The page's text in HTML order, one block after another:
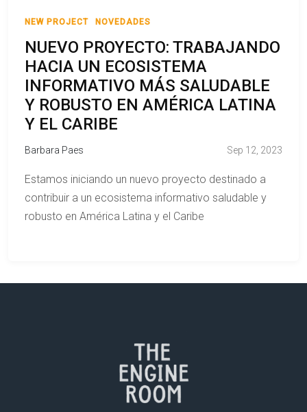
NEW PROJECT NOVEDADES
NUEVO PROYECTO: TRABAJANDO
HACIA UN ECOSISTEMA
INFORMATIVO MÁS SALUDABLE
Y ROBUSTO EN AMÉRICA LATINA
Y EL CARIBE
Barbara Paes Sep 12, 2023
Estamos iniciando un nuevo proyecto destinado a
contribuir a un ecosistema informativo saludable y
robusto en América Latina y el Caribe